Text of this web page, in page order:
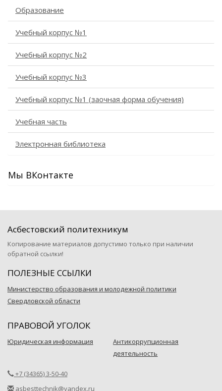
Образование
Учебный корпус №1
Учебный корпус №2
Учебный корпус №3
Учебный корпус №1 (заочная форма обучения)
Учебная часть
Электронная библиотека
Мы ВКонтакте
Асбестовский политехникум
Копирование материалов допустимо только при наличии
обратной ссылки!
ПОЛЕЗНЫЕ ССЫЛКИ
Министерство образования и молодежной политики
Свердловской области
ПРАВОВОЙ УГОЛОК
Юридическая информация
Антикоррупционная
деятельность
+7 (34365) 3-50-40
asbesttechnik@yandex.ru